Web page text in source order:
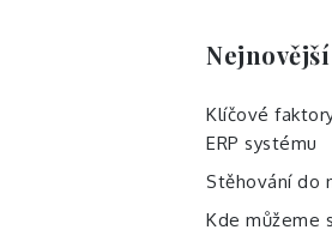
Klíčové
ERP systému
Stěhování do
Kde můžeme